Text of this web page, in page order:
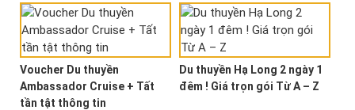
Voucher Du thuyền
Ambassador Cruise + Tất
tần tật thông tin
Du thuyền Hạ Long 2 ngày 1
đêm ! Giá trọn gói Từ A – Z